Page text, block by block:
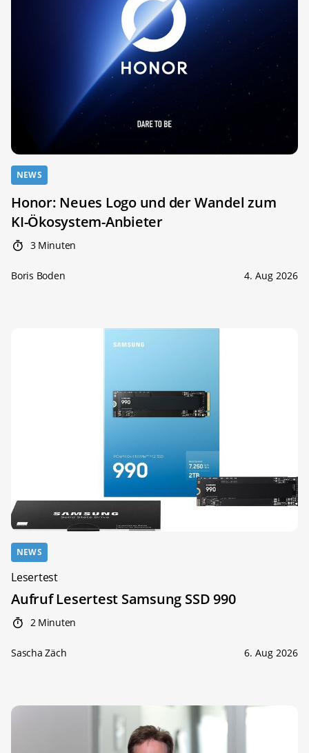
NEWS
Honor: Neues Logo und der Wandel zum
KI-Ökosystem-Anbieter
3 Minuten
Boris Boden 4. Aug 2026
NEWS
Lesertest
Aufruf Lesertest Samsung SSD 990
2 Minuten
Sascha Zäch 6. Aug 2026